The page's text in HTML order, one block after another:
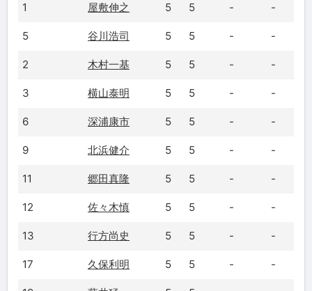
1 屋敷伸之 5 5 - -
5 谷川浩司 5 5 - -
2 木村一基 5 5 - -
3 横山泰明 5 5 - -
6 深浦康市 5 5 - -
9 北浜健介 5 5 - -
11 郷田真隆 5 5 - -
12 佐々木慎 5 5 - -
13 行方尚史 5 5 - -
17 久保利明 5 5 - -